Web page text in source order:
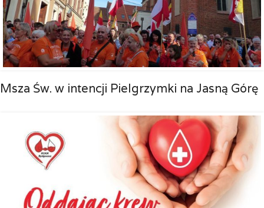
Msza Św. w intencji Pielgrzymki na Jasną Górę